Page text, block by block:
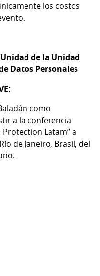
los costos
de la Unidad
Datos Personales
como
a la conferencia
Latam” a
de Janeiro, Brasil, del